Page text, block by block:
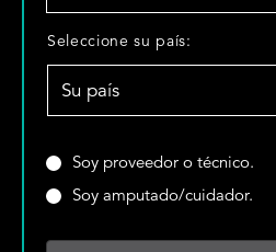
e
c
o
r
e
e
S
e
e
c
i
o
Seleccione su país:
¿
E
s
Soy proveedor o técnico.
Soy amputado/cuidador.